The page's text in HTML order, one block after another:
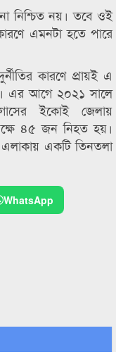
নিশ্চিত নয়। তবে ওই
এমনটা হতে পারে
কারণে প্রায়ই এ
এর আগে ২০২১ সালে
ইকোই জেলায়
৪৫ জন নিহত হয়।
একটি তিনতলা
WhatsApp